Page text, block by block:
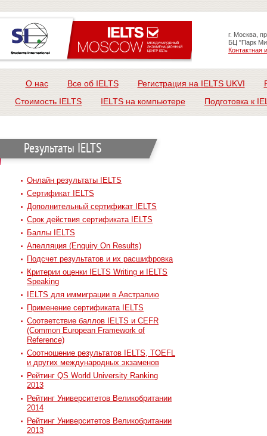
г. Москва,
БЦ "Парк
Контактная
О нас Все об IELTS Регистрация на IELTS UKVI
Стоимость IELTS
IELTS на компьютере Подготовка к
Результаты IELTS
Онлайн результаты IELTS
Сертификат IELTS
Дополнительный сертификат IELTS
Срок действия сертификата IELTS
Баллы IELTS
Апелляция (Enquiry On Results)
Подсчет результатов и их расшифровка
Критерии оценки IELTS Writing и IELTS
Speaking
IELTS для иммиграции в Австралию
Применение сертификата IELTS
Соответствие баллов IELTS и CEFR
(Common European Framework of
Reference)
Соотношение результатов IELTS, TOEFL
и других международных экзаменов
Рейтинг QS World University Ranking
2013
Рейтинг Университетов Великобритании
2014
Рейтинг Университетов Великобритании
2013